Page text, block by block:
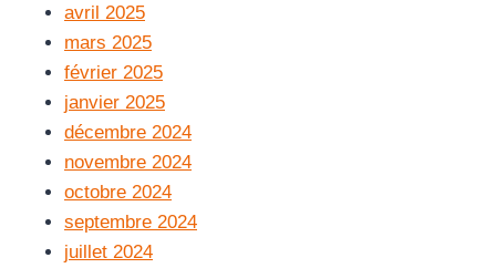
avril 2025
mars 2025
février 2025
janvier 2025
décembre 2024
novembre 2024
octobre 2024
septembre 2024
juillet 2024